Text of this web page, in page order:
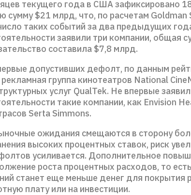
текущего года в США зафиксировано
сумму $21 млрд, что, по расчетам Goldman
таких событий за два предыдущих
заявили три компании, общая
составила $7,8 млрд.
допустивших дефолт, по данным
группа кинотеатров National
услуг QualTek. Не впервые
такие компании, как Envision
Serta Simmons.
ожидания смещаются в сторону
высоких процентных ставок, риск
усиливается. Дополнительное
роста процентных расходов, то
станет еще меньше денег для покрытия
плату или на инвестиции.